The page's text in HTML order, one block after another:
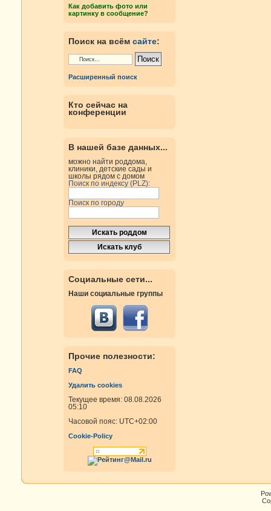
Как добавить фото или
картинку в сообщение?
Поиск на всём сайте:
Расширенный поиск
Кто сейчас на
конференции
В нашей базе данных...
можно найти роддома,
клиники, детские сады и
школы рядом с домом
Поиск по индексу (PLZ):
Поиск по городу
Социальные сети...
Наши социальные группы
Прочие полезности:
FAQ
Удалить cookies
Текущее время: 08.08.2026
05:10
Часовой пояс: UTC+02:00
Cookie-Policy